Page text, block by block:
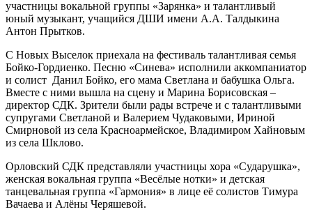
участницы вокальной группы «Зарянка» и талантливый
юный музыкант, учащийся ДШИ имени А.А. Талдыкина
Антон Прытков.
С Новых Выселок приехала на фестиваль талантливая семья
Бойко-Гордиенко. Песню «Синева» исполнили аккомпаниатор
и солист Данил Бойко, его мама Светлана и бабушка Ольга.
Вместе с ними вышла на сцену и Марина Борисовская –
директор СДК. Зрители были рады встрече и с талантливыми
супругами Светланой и Валерием Чудаковыми, Ириной
Смирновой из села Красноармейское, Владимиром Хайновым
из села Шклово.
Орловский СДК представляли участницы хора «Сударушка»,
женская вокальная группа «Весёлые нотки» и детская
танцевальная группа «Гармония» в лице её солистов Тимура
Вачаева и Алёны Черяшевой.